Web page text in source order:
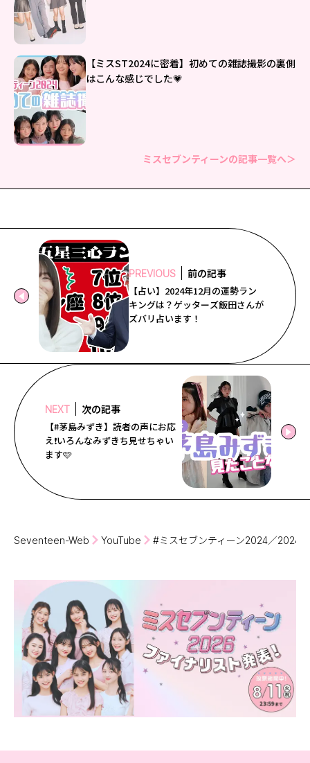
【ミスST2024に密着】初めての雑誌撮影の裏側
はこんな感じでした💗
ミスセブンティーンの記事一覧へ＞
PREVIOUS 前の記事
【占い】2024年12月の運勢ラン
キングは？ゲッターズ飯田さんが
ズバリ占います！
NEXT 次の記事
【#茅島みずき】読者の声にお応
え❗️いろんなみずきち見せちゃい
ます🩷
Seventeen-Web YouTube #ミスセブンティーン2024／